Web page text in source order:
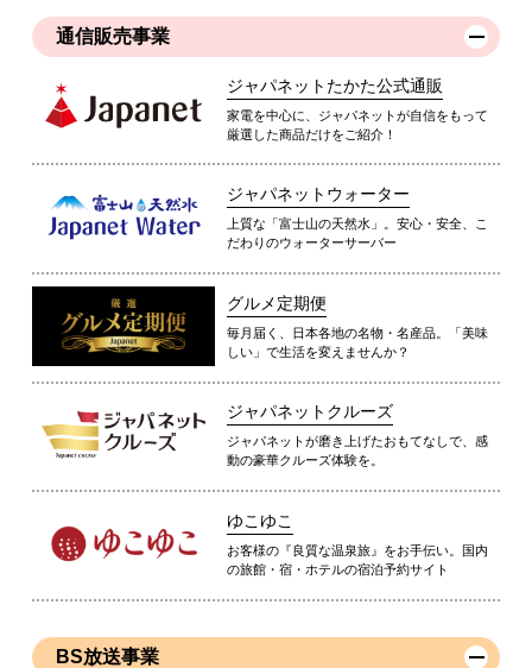
通信販売事業
ジャパネットたかた公式通販
家電を中心に、ジャパネットが自信をもって
厳選した商品だけをご紹介！
ジャパネットウォーター
上質な「富士山の天然水」。安心・安全、こ
だわりのウォーターサーバー
グルメ定期便
毎月届く、日本各地の名物・名産品。「美味
しい」で生活を変えませんか？
ジャパネットクルーズ
ジャパネットが磨き上げたおもてなしで、感
動の豪華クルーズ体験を。
ゆこゆこ
お客様の『良質な温泉旅』をお手伝い。国内
の旅館・宿・ホテルの宿泊予約サイト
BS放送事業